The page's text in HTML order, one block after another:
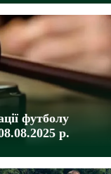
футболу
р.